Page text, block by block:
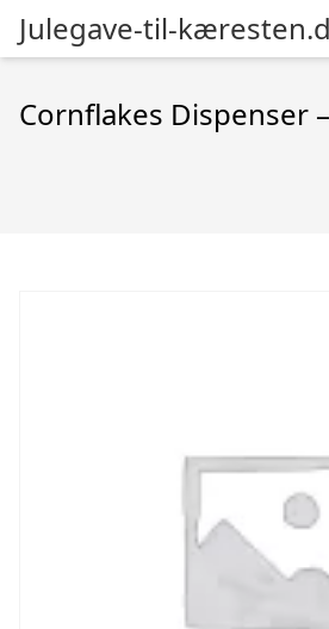
Julegave-til-
Cornflakes Dispenser